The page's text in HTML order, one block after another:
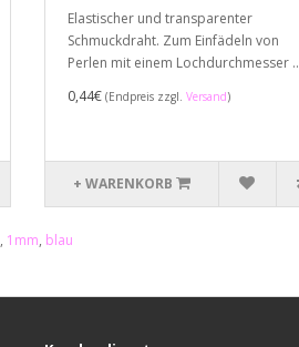
Elastischer und transparenter
Schmuckdraht. Zum Einfädeln von
Perlen mit einem Lochdurchmesser ..
0,44€ (Endpreis zzgl. Versand)
+ WARENKORB
, 1mm, blau